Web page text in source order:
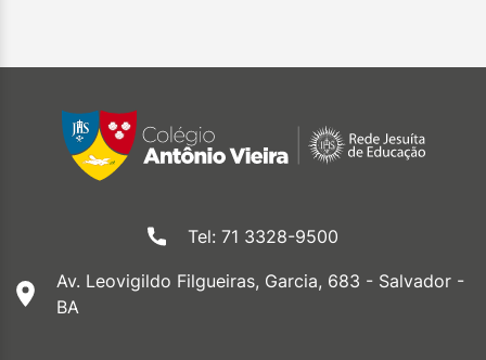
Tel: 71 3328-9500
Av. Leovigildo Filgueiras, Garcia, 683 - Salvador -
BA